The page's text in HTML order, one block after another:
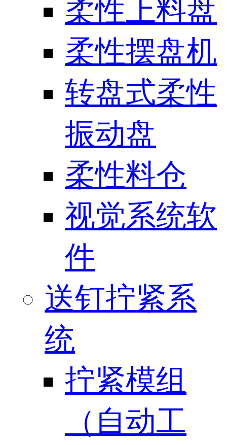
柔性上料盘
柔性摆盘机
转盘式柔性
振动盘
柔性料仓
视觉系统软
件
送钉拧紧系
统
拧紧模组
（自动工